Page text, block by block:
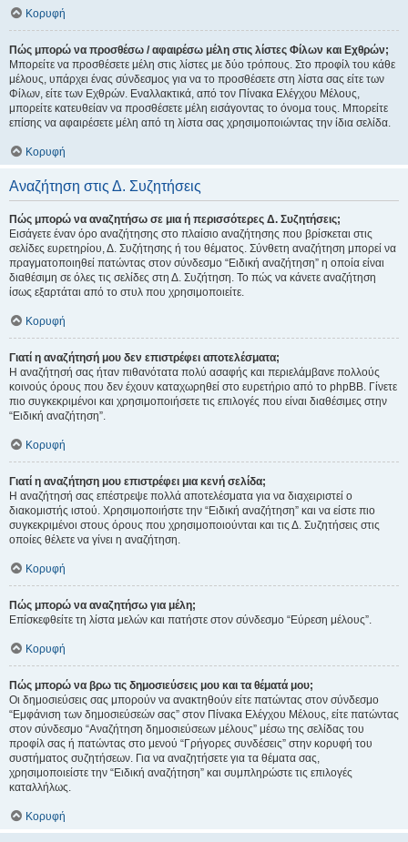
Κορυφή
Πώς μπορώ να προσθέσω / αφαιρέσω μέλη στις λίστες Φίλων και Εχθρών;
Μπορείτε να προσθέσετε μέλη στις λίστες με δύο τρόπους. Στο προφίλ του κάθε
μέλους, υπάρχει ένας σύνδεσμος για να το προσθέσετε στη λίστα σας είτε των
Φίλων, είτε των Εχθρών. Εναλλακτικά, από τον Πίνακα Ελέγχου Μέλους,
μπορείτε κατευθείαν να προσθέσετε μέλη εισάγοντας το όνομα τους. Μπορείτε
επίσης να αφαιρέσετε μέλη από τη λίστα σας χρησιμοποιώντας την ίδια σελίδα.
Κορυφή
Αναζήτηση στις Δ. Συζητήσεις
Πώς μπορώ να αναζητήσω σε μια ή περισσότερες Δ. Συζητήσεις;
Εισάγετε έναν όρο αναζήτησης στο πλαίσιο αναζήτησης που βρίσκεται στις
σελίδες ευρετηρίου, Δ. Συζήτησης ή του θέματος. Σύνθετη αναζήτηση μπορεί να
πραγματοποιηθεί πατώντας στον σύνδεσμο “Ειδική αναζήτηση” η οποία είναι
διαθέσιμη σε όλες τις σελίδες στη Δ. Συζήτηση. Το πώς να κάνετε αναζήτηση
ίσως εξαρτάται από το στυλ που χρησιμοποιείτε.
Κορυφή
Γιατί η αναζήτησή μου δεν επιστρέφει αποτελέσματα;
Η αναζήτησή σας ήταν πιθανότατα πολύ ασαφής και περιελάμβανε πολλούς
κοινούς όρους που δεν έχουν καταχωρηθεί στο ευρετήριο από το phpBB. Γίνετε
πιο συγκεκριμένοι και χρησιμοποιήσετε τις επιλογές που είναι διαθέσιμες στην
“Ειδική αναζήτηση”.
Κορυφή
Γιατί η αναζήτηση μου επιστρέφει μια κενή σελίδα;
Η αναζήτησή σας επέστρεψε πολλά αποτελέσματα για να διαχειριστεί ο
διακομιστής ιστού. Χρησιμοποιήστε την “Ειδική αναζήτηση” και να είστε πιο
συγκεκριμένοι στους όρους που χρησιμοποιούνται και τις Δ. Συζητήσεις στις
οποίες θέλετε να γίνει η αναζήτηση.
Κορυφή
Πώς μπορώ να αναζητήσω για μέλη;
Επίσκεφθείτε τη λίστα μελών και πατήστε στον σύνδεσμο “Εύρεση μέλους”.
Κορυφή
Πώς μπορώ να βρω τις δημοσιεύσεις μου και τα θέματά μου;
Οι δημοσιεύσεις σας μπορούν να ανακτηθούν είτε πατώντας στον σύνδεσμο
“Εμφάνιση των δημοσιεύσεών σας” στον Πίνακα Ελέγχου Μέλους, είτε πατώντας
στον σύνδεσμο “Αναζήτηση δημοσιεύσεων μέλους” μέσω της σελίδας του
προφίλ σας ή πατώντας στο μενού “Γρήγορες συνδέσεις” στην κορυφή του
συστήματος συζητήσεων. Για να αναζητήσετε για τα θέματα σας,
χρησιμοποιείστε την “Ειδική αναζήτηση” και συμπληρώστε τις επιλογές
καταλλήλως.
Κορυφή